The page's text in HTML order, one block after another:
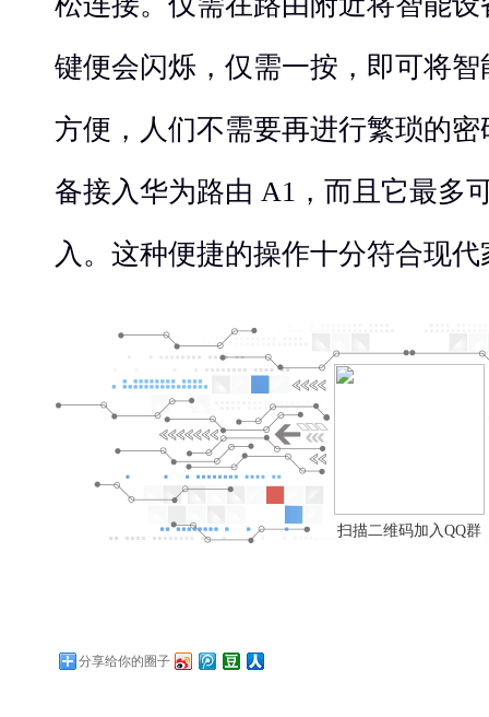
键便会闪烁，仅需一按，即可将
方便，人们不需要再进行繁琐的
备接入华为路由 A1，而且它最多
入。这种便捷的操作十分符合现
扫描二维码加入QQ群
分享给你的圈子